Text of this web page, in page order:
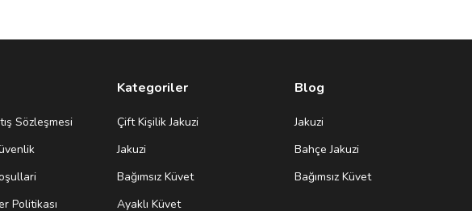
Sözleşmesi
Politikası
Kategoriler
Çift Kişilik Jakuzi
Jakuzi
Bağımsız Küvet
Ayaklı Küvet
Blog
Jakuzi
Bahçe Jakuzi
Bağımsız Küvet